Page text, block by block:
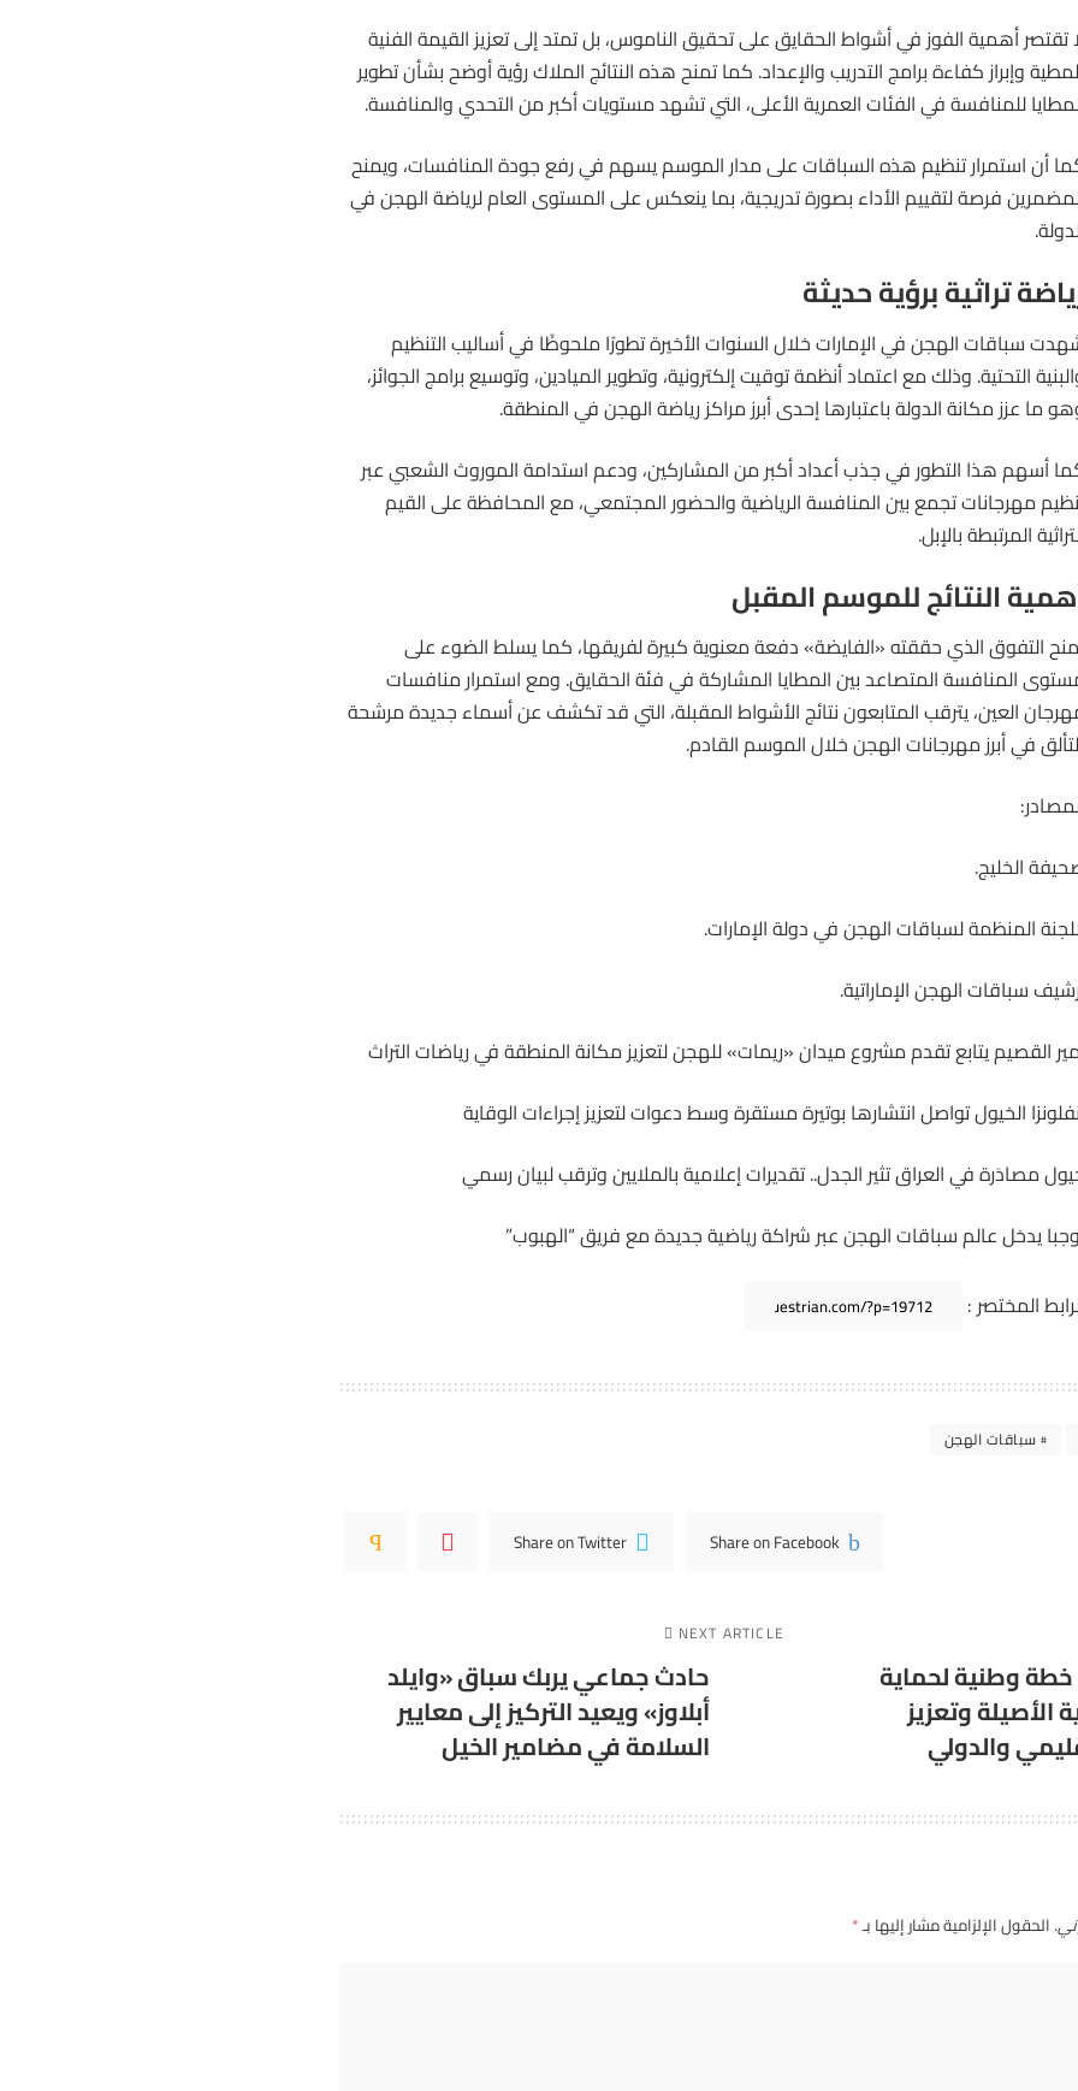
تقتصر أهمية الفوز في أشواط الحقايق على تحقيق الناموس، بل تمتد إلى تعزيز القيمة الفنية
وإبراز كفاءة برامج التدريب والإعداد. كما تمنح هذه النتائج الملاك رؤية أوضح بشأن تطوير
للمنافسة في الفئات العمرية الأعلى، التي تشهد مستويات أكبر من التحدي والمنافسة.
أن استمرار تنظيم هذه السباقات على مدار الموسم يسهم في رفع جودة المنافسات، ويمنح
فرصة لتقييم الأداء بصورة تدريجية، بما ينعكس على المستوى العام لرياضة الهجن في
تراثية برؤية حديثة
سباقاتالهجن في الإمارات خلال السنوات الأخيرة تطورًا ملحوظًا في أساليب التنظيم
التحتية. وذلك مع اعتماد أنظمة توقيت إلكترونية، وتطوير الميادين، وتوسيع برامج الجوائز،
ما عزز مكانة الدولة باعتبارها إحدى أبرز مراكز رياضة الهجن في المنطقة.
أسهم هذا التطور في جذب أعداد أكبر من المشاركين، ودعم استدامة الموروث الشعبي عبر
مهرجانات تجمع بين المنافسة الرياضية والحضور المجتمعي، مع المحافظة على القيم
المرتبطة بالإبل.
النتائج للموسم المقبل
التفوق الذي حققته «الفايضة» دفعة معنوية كبيرة لفريقها، كما يسلط الضوء على
المنافسة المتصاعد بين المطايا المشاركة في فئة الحقايق. ومع استمرار منافسات
العين، يترقب المتابعون نتائج الأشواط المقبلة، التي قد تكشف عن أسماء جديدة مرشحة
في أبرز مهرجانات الهجن خلال الموسم القادم.
الخليج.
المنظمة لسباقات الهجن في دولة الإمارات.
سباقات الهجن الإماراتية.
القصيم يتابع تقدم مشروع ميدان «ريمات» للهجن لتعزيز مكانة المنطقة في رياضات التراث
الخيول تواصل انتشارها بوتيرة مستقرة وسط دعوات لتعزيز إجراءات الوقاية
مصادَرة في العراق تثير الجدل.. تقديرات إعلامية بالملايين وترقب لبيان رسمي
يدخل عالم سباقات الهجن عبر شراكة رياضية جديدة مع فريق “الهبوب”
المختصر :
سباقات الهجن
Share on Facebook
Share on Twitter
وطنية لحماية
الأصيلة وتعزيز
والدولي
NEXT ARTICLE
حادث جماعي يربك سباق «وايلد
أبلاوز» ويعيد التركيز إلى معايير
السلامة في مضامير الخيل
الحقول الإلزامية مشار إليها بـ*